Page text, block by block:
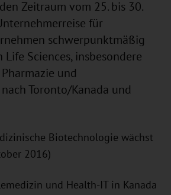
Zeitraum vom 25. bis 30.
für
schwerpunktmäßig
Life Sciences, insbesondere
und
Toronto/Kanada und
Biotechnologie wächst
2016)
und Health-IT in Kanada